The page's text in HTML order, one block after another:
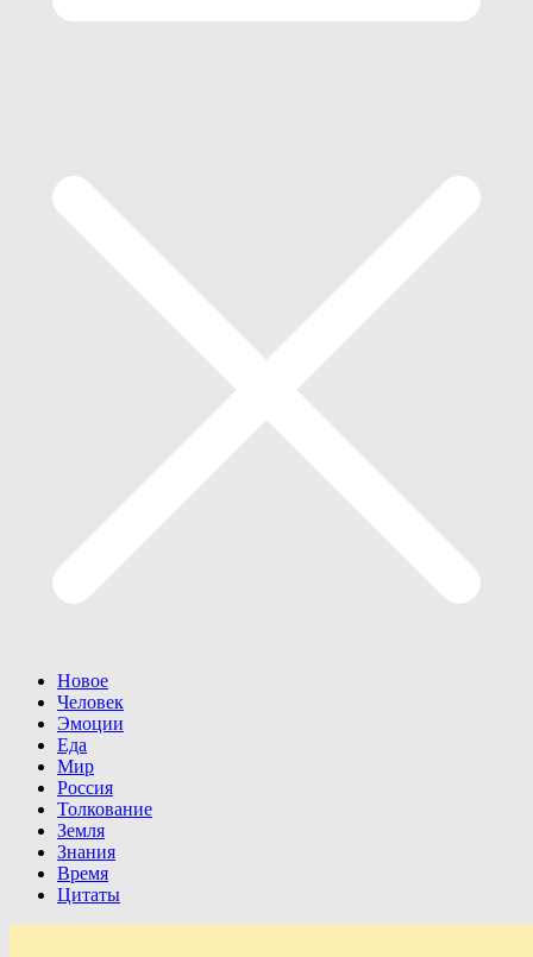
Новое
Человек
Эмоции
Еда
Мир
Россия
Толкование
Земля
Знания
Время
Цитаты